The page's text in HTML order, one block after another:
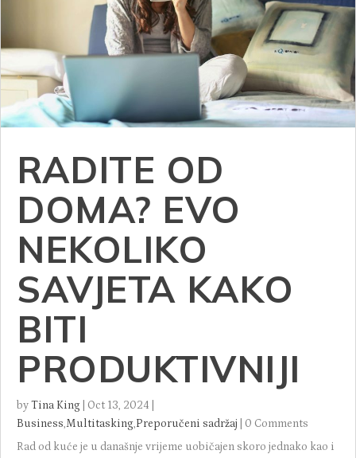
RADITE OD
DOMA? EVO
NEKOLIKO
SAVJETA KAKO
BITI
PRODUKTIVNIJI
byTina King Oct 13, 2024
Business,Multitasking,Preporučeni sadržaj
0 Comments
Rad od kuće je u današnje vrijeme uobičajen skoro jednako kao i